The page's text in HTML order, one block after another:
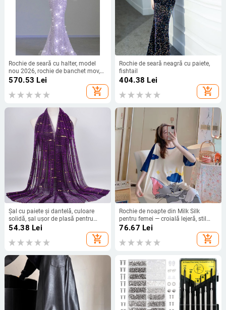
Rochie de seară cu halter, model
nou 2026, rochie de banchet mov,
cu croială de coadă de pește
570.53 Lei
add_shopping_cart
Rochie de seară neagră cu paiete,
fishtail
404.38 Lei
add_shopping_cart
Șal cu paiete și dantelă, culoare
solidă, șal ușor de plasă pentru
femei
54.38 Lei
add_shopping_cart
Rochie de noapte din Milk Silk
pentru femei — croială lejeră, stil
drăguț de desen animat, lungime
până la genunchi, guler rotund,
mâneci 3/4
76.67 Lei
add_shopping_cart